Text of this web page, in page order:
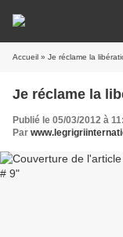
Accueil » Je réclame la
Je réclame la
Publié le 05/03/2012 à
Par